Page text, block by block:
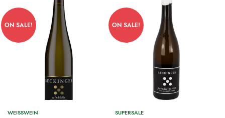
ON SALE!
WEISSWEIN
ON SALE!
SUPERSALE